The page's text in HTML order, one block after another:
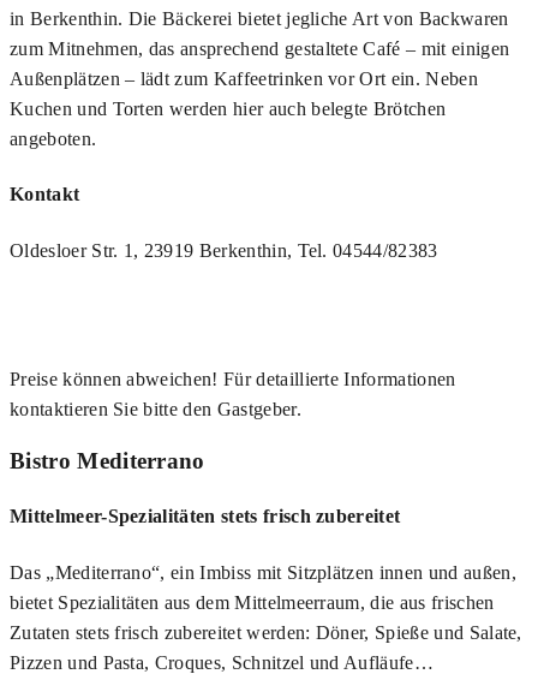
in Berkenthin. Die Bäckerei bietet jegliche Art von Backwaren
zum Mitnehmen, das ansprechend gestaltete Café – mit einigen
Außenplätzen – lädt zum Kaffeetrinken vor Ort ein. Neben
Kuchen und Torten werden hier auch belegte Brötchen
angeboten.
Kontakt
Oldesloer Str. 1, 23919 Berkenthin, Tel. 04544/82383
Preise können abweichen! Für detaillierte Informationen
kontaktieren Sie bitte den Gastgeber.
Bistro Mediterrano
Mittelmeer-Spezialitäten stets frisch zubereitet
Das „Mediterrano“, ein Imbiss mit Sitzplätzen innen und außen,
bietet Spezialitäten aus dem Mittelmeerraum, die aus frischen
Zutaten stets frisch zubereitet werden: Döner, Spieße und Salate,
Pizzen und Pasta, Croques, Schnitzel und Aufläufe…